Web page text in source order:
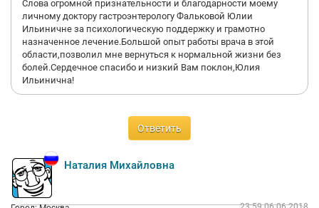
Слова огромной признательности и благодарности моему
личному доктору гастроэнтерологу Фальковой Юлии
Ильиничне за психологическую поддержку и грамотно
назначенное лечение.Большой опыт работы врача в этой
области,позволил мне вернуться к нормальной жизни без
болей.Сердечное спасибо и низкий Вам поклон,Юлия
Ильинична!
Ответить
Наталия Михайловна